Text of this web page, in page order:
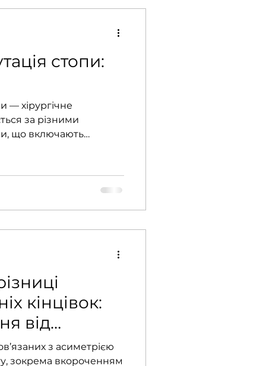
стопи:
— хірургічне
за різними
що включають
ампутацію стопи за
та Пироговим.
потребуватиме
технології ми
кінцівок:
від
з асиметрією
зокрема вкороченням